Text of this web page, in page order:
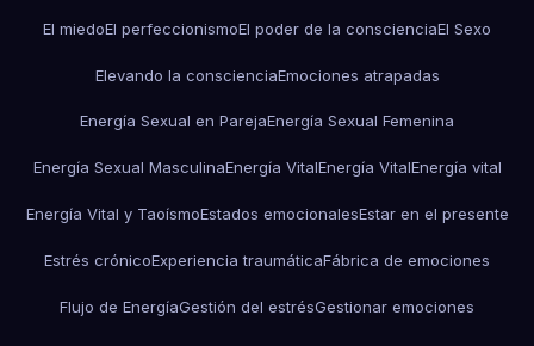
El miedoEl perfeccionismoEl poder de la conscienciaEl Sexo
Elevando la conscienciaEmociones atrapadas
Energía Sexual en ParejaEnergía Sexual Femenina
Energía Sexual MasculinaEnergía VitalEnergía VitalEnergía vital
Energía Vital y TaoísmoEstados emocionalesEstar en el presente
Estrés crónicoExperiencia traumáticaFábrica de emociones
Flujo de EnergíaGestión del estrésGestionar emociones